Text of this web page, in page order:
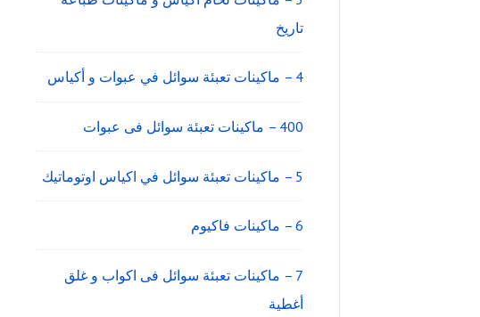
تاريخ
4 – ماكينات تعبئة سوائل في عبوات و أكياس
400 – ماكينات تعبئة سوائل فى عبوات
5 – ماكينات تعبئة سوائل في اكياس اوتوماتيك
6 – ماكينات فاكيوم
7 – ماكينات تعبئة سوائل فى اكواب و غلق
أغطية